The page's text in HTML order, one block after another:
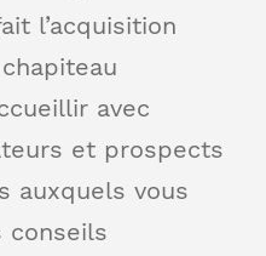
l’acquisition
avec
et prospects
auxquels vous
conseils